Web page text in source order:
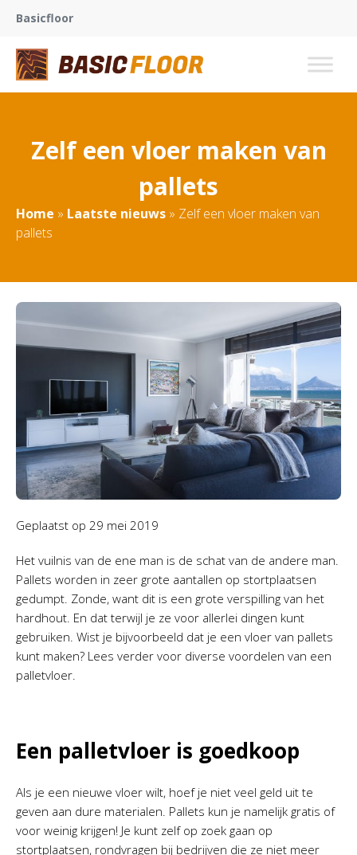
Basicfloor
Zelf een vloer maken van
pallets
Home » Laatste nieuws » Zelf een vloer maken van
pallets
Geplaatst op 29 mei 2019
Het vuilnis van de ene man is de schat van de andere man.
Pallets worden in zeer grote aantallen op stortplaatsen
gedumpt. Zonde, want dit is een grote verspilling van het
hardhout. En dat terwijl je ze voor allerlei dingen kunt
gebruiken. Wist je bijvoorbeeld dat je een vloer van pallets
kunt maken? Lees verder voor diverse voordelen van een
palletvloer.
Een palletvloer is goedkoop
Als je een nieuwe vloer wilt, hoef je niet veel geld uit te
geven aan dure materialen. Pallets kun je namelijk gratis of
voor weinig krijgen! Je kunt zelf op zoek gaan op
stortplaatsen, rondvragen bij bedrijven die ze niet meer